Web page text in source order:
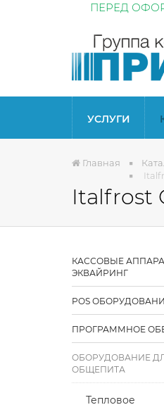
ПЕРЕД
УСЛУГИ
Главная
Italfrost
КАССОВЫЕ
ЭКВАЙРИНГ
POS
ПРОГРАММНОЕ
ОБОРУДОВАНИЕ
ОБЩЕПИТА
Тепловое